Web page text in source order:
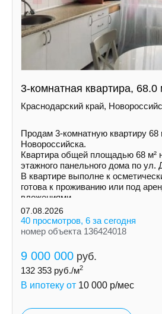
3-комнатная квартира, 68.0
Краснодарский край,
Продам 3-комнатную квартиру 68
Новороссийска.
Квартира общей площадью 68 м²
этажного панельного дома по ул.
В квартире выполне к
готова к проживанию или под
вложениями.
07.08.2026
40 просмотров, 6 за сегодня
номер объекта 136424018
9 000 000 руб.
132 353 руб./м2
В ипотеку от 10 000 р/мес